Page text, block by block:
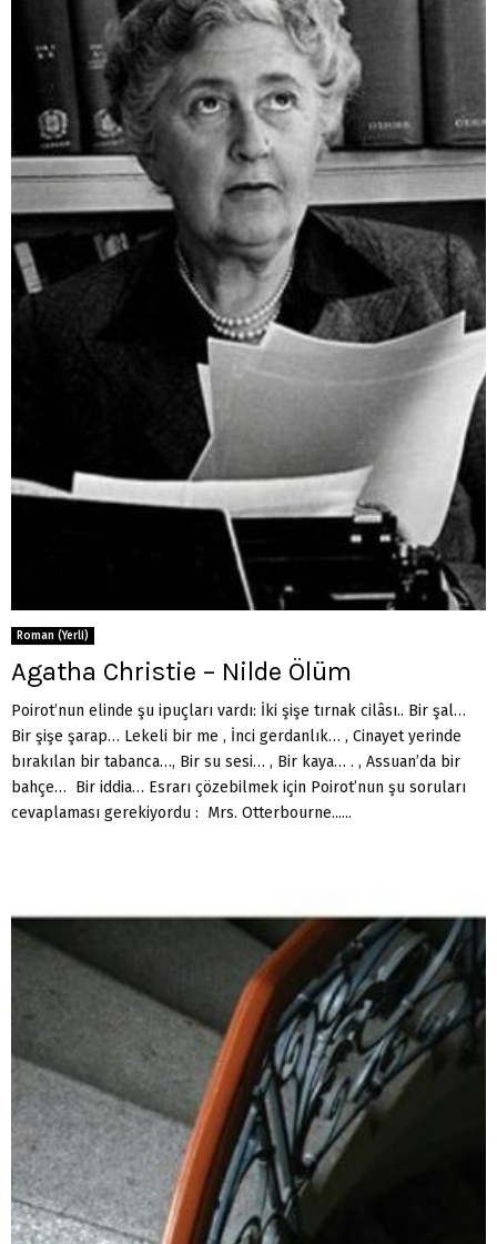
Roman (Yerli)
Agatha Christie – Nilde Ölüm
Poirot’nun elinde şu ipuçları vardı: İki şişe tırnak cilâsı.. Bir şal…
Bir şişe şarap… Lekeli bir me , İnci gerdanlık… , Cinayet yerinde
bırakılan bir tabanca…, Bir su sesi… , Bir kaya… . , Assuan’da bir
bahçe… Bir iddia… Esrarı çözebilmek için Poirot’nun şu soruları
cevaplaması gerekiyordu : Mrs. Otterbourne......